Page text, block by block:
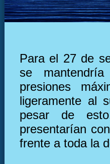
Para el 27 de
se
presiones
ligeramente al
pesar de
presentarían
frente a toda la